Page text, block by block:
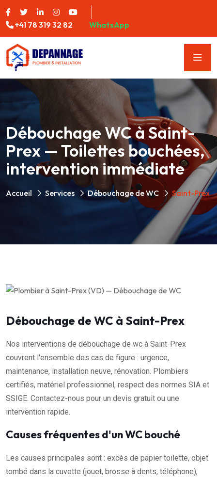
+41 78 319 32 82 WhatsApp
Débouchage WC à Saint-
Prex — Toilettes bouchées,
intervention immédiate
Accueil Services Débouchage de WC Saint-Prex
Débouchage de WC à Saint-Prex
Nos interventions de débouchage de wc à Saint-Prex
couvrent l'ensemble des cas de figure : urgence,
maintenance, installation neuve, rénovation. Plombiers
certifiés, matériel professionnel, respect des normes SIA et
SSIGE. Contactez-nous pour un devis gratuit ou une
intervention rapide.
Causes fréquentes d'un WC bouché
Les causes principales sont : excès de papier toilette, objet
tombé dans la cuvette (jouet, brosse à dents, téléphone),